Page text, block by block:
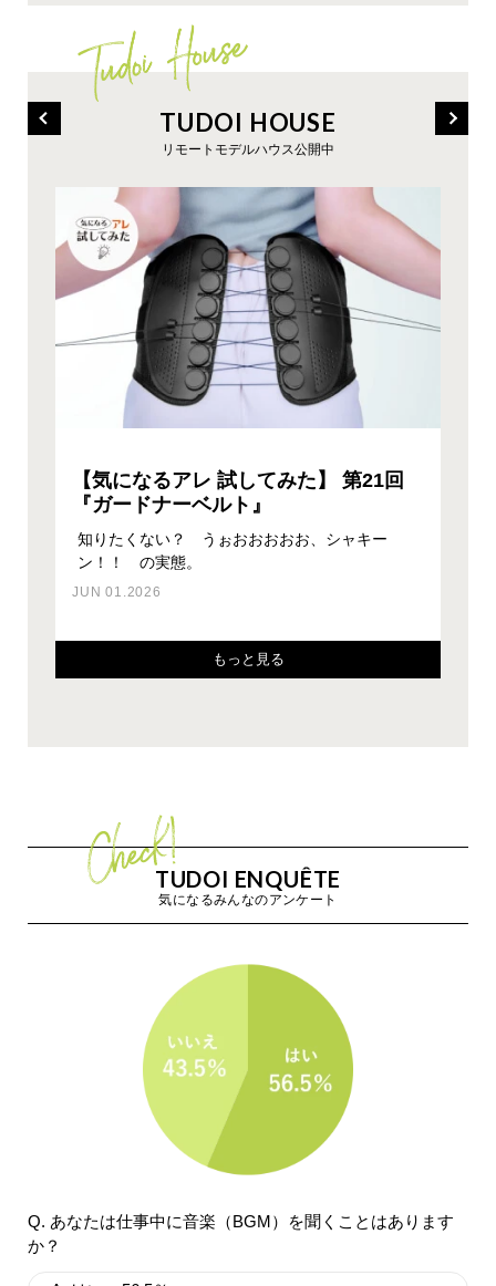
TUDOI HOUSE
リモートモデルハウス公開中
【気になるアレ 試してみた】 第21回
『ガードナーベルト』
知りたくない？ うぉおおおおお、シャキー
ン！！ の実態。
JUN 01.2026
もっと見る
座るだけで3つの効果が得られる？！ そんなチ
ェアがあるんです。
FEB 03.2025
もっと見る
PCの線が交差しているジャングル状態のデスク
が劇的に変わる！？
もっと見る
集中するための環境づくり、そして身体への負担
を無くすことは人類共通の必須課題。最新のスツ
ール（椅子） を見つけ…
もっと見る
ワークスタイルにオフィス出社とWEB会議のハ
イブリッド型が増えたことと、リモワラボ盛況に
つき、スペースが足りな…
もっと見る
ワークスタイルにオフィス出社とWEB会議のハ
イブリッド型が増えたことと、リモワラボ盛況に
つき、スペースが足りな…
もっと見る
TUDOI ENQUÊTE
気になるみんなのアンケート
Q. あなたは仕事中に音楽（BGM）を聞くことはあります
か？